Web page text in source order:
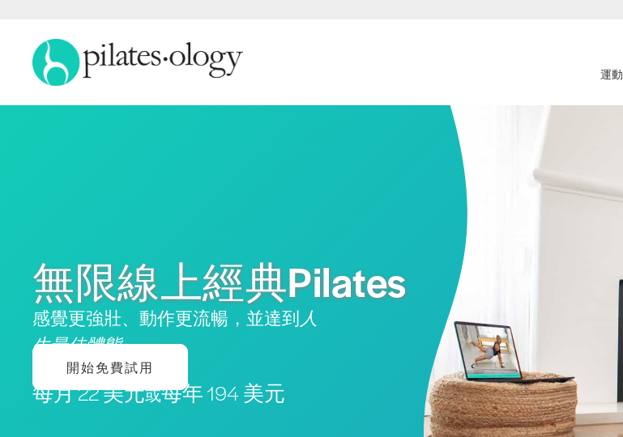
運動
無限線上經典Pilates
感覺更強壯、動作更流暢，並達到人
生最佳體態
開始免費試用
每月 22 美元或每年 194 美元